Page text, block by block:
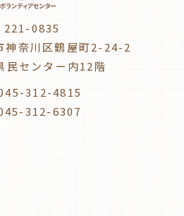
221-0835
神奈川区鶴屋町2-24-2
民センター内12階
312-4815
312-6307